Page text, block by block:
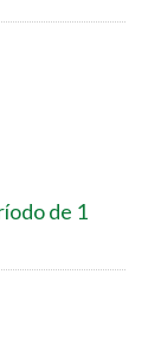
de 1